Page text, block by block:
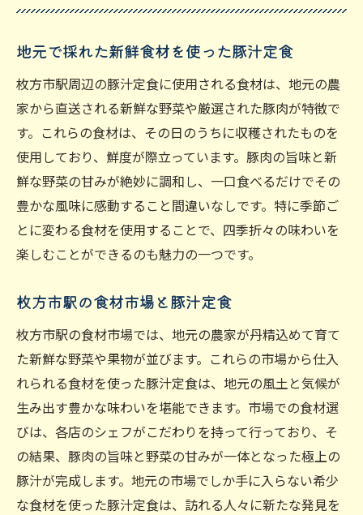
地元で採れた新鮮食材を使った豚汁定食
枚方市駅周辺の豚汁定食に使用される食材は、地元の農
家から直送される新鮮な野菜や厳選された豚肉が特徴で
す。これらの食材は、その日のうちに収穫されたものを
使用しており、鮮度が際立っています。豚肉の旨味と新
鮮な野菜の甘みが絶妙に調和し、一口食べるだけでその
豊かな風味に感動すること間違いなしです。特に季節ご
とに変わる食材を使用することで、四季折々の味わいを
楽しむことができるのも魅力の一つです。
枚方市駅の食材市場と豚汁定食
枚方市駅の食材市場では、地元の農家が丹精込めて育て
た新鮮な野菜や果物が並びます。これらの市場から仕入
れられる食材を使った豚汁定食は、地元の風土と気候が
生み出す豊かな味わいを堪能できます。市場での食材選
びは、各店のシェフがこだわりを持って行っており、そ
の結果、豚肉の旨味と野菜の甘みが一体となった極上の
豚汁が完成します。地元の市場でしか手に入らない希少
な食材を使った豚汁定食は、訪れる人々に新たな発見を